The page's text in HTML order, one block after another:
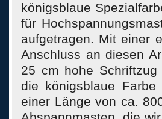
königsblaue
für
aufgetragen. Mit einer
Anschluss an diesen
25 cm hohe Schriftzug
die königsblaue
einer Länge von ca.